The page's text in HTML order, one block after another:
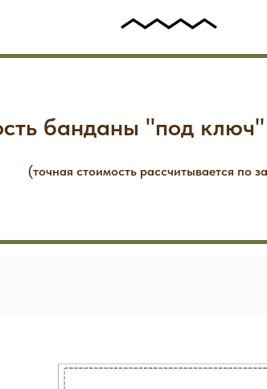
банданы "под
(точная стоимость рассчитывается по